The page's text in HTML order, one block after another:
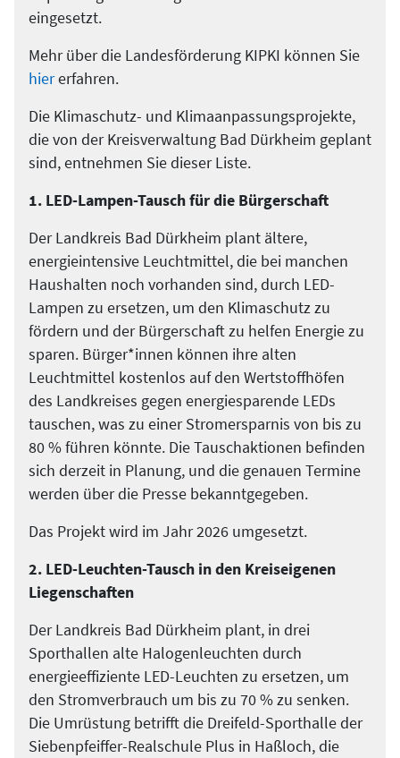
eingesetzt.
Mehr über die Landesförderung KIPKI können Sie
hiererfahren.
Die Klimaschutz- und Klimaanpassungsprojekte,
die von der Kreisverwaltung Bad Dürkheim geplant
sind, entnehmen Sie dieser Liste.
1. LED-Lampen-Tausch für die Bürgerschaft
Der Landkreis Bad Dürkheim plant ältere,
energieintensive Leuchtmittel, die bei manchen
Haushalten noch vorhanden sind, durch LED-
Lampen zu ersetzen, um den Klimaschutz zu
fördern und der Bürgerschaft zu helfen Energie zu
sparen. Bürger*innen können ihre alten
Leuchtmittel kostenlos auf den Wertstoffhöfen
des Landkreises gegen energiesparende LEDs
tauschen, was zu einer Stromersparnis von bis zu
80 % führen könnte. Die Tauschaktionen befinden
sich derzeit in Planung, und die genauen Termine
werden über die Presse bekanntgegeben.
Das Projekt wird im Jahr 2026 umgesetzt.
2. LED-Leuchten-Tausch in den Kreiseigenen
Liegenschaften
Der Landkreis Bad Dürkheim plant, in drei
Sporthallen alte Halogenleuchten durch
energieeffiziente LED-Leuchten zu ersetzen, um
den Stromverbrauch um bis zu 70 % zu senken.
Die Umrüstung betrifft die Dreifeld-Sporthalle der
Siebenpfeiffer-Realschule Plus in Haßloch, die